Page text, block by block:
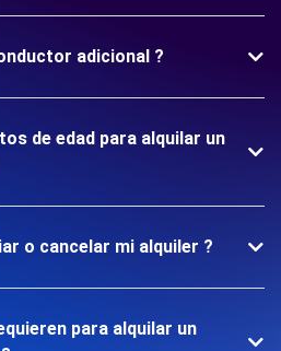
adicional ?
de edad para alquilar un
o cancelar mi alquiler ?
para alquilar un